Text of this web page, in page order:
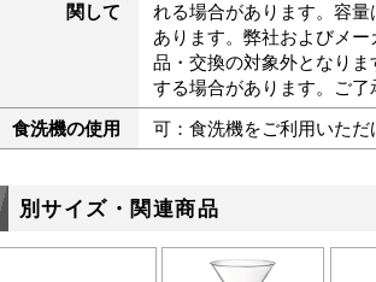
関して
れる場合があります。容
あります。弊社およびメ
品・交換の対象外となり
する場合があります。ご了
食洗機の使用
可：食洗機をご利用いただ
別サイズ・関連商品